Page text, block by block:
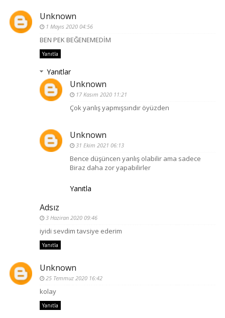
Unknown
1 Mayıs 2020 04:56
BEN PEK BEĞENEMEDİM
Yanıtla
Yanıtlar
Unknown
17 Kasım 2020 11:21
Çok yanlış yapmışsındır öyüzden
Unknown
31 Ekim 2021 06:13
Bence düşüncen yanlış olabilir ama sadece
Biraz daha zor yapabilirler
Yanıtla
Adsız
3 Haziran 2020 09:46
iyidi sevdim tavsiye ederim
Yanıtla
Unknown
25 Temmuz 2020 16:42
kolay
Yanıtla